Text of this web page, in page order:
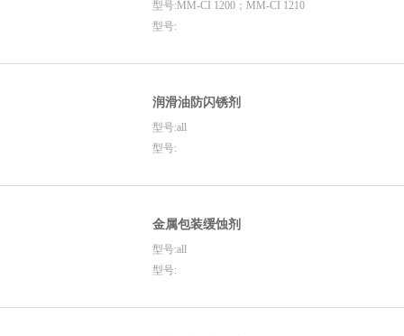
型号:MM-CI 1200；MM-CI 1210
型号:
润滑油防闪锈剂
型号:all
型号:
金属包装缓蚀剂
型号:all
型号: